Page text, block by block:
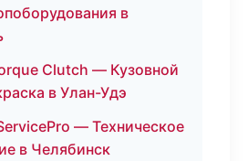
в
Clutch — Кузовной
в Улан-Удэ
— Техническое
в Челябинск